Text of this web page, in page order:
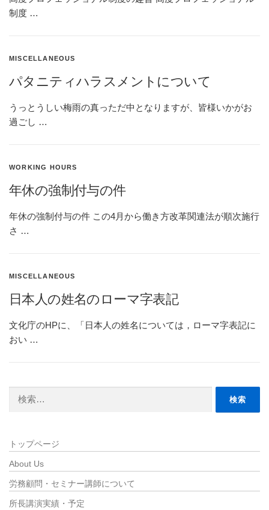
制度 …
MISCELLANEOUS
パタニティハラスメントについて
うっとうしい梅雨の真っただ中となりますが、皆様いかがお
過ごし …
WORKING HOURS
年休の強制付与の件
年休の強制付与の件 この4月から働き方改革関連法が順次施行
さ …
MISCELLANEOUS
日本人の姓名のローマ字表記
文化庁のHPに、「日本人の姓名については，ローマ字表記に
おい …
トップページ
About Us
労務顧問・セミナー講師について
所長講演実績・予定